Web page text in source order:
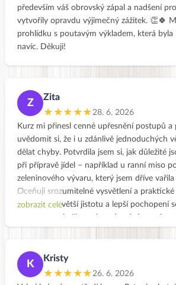
především váš obrovský zápal a nadšení
vytvořily opravdu výjimečný zážitek. 👏🍀
prohlídku s poutavým výkladem, která byla
navíc. Děkuji!
Z
Zita
★★★★★28. 6. 2026
Kurz mi přinesl cenné upřesnění postupů a
uvědomit si, že i u zdánlivě jednoduchých
dělat chyby. Potvrdila jsem si, jak důležité
při přípravě jídel – například u ranní miso
zeleninového vývaru, který jsem dříve
Oceňuji srozumitelné vysvětlení a
jsem získala větší jistotu a lepší pochopení
zobrazit celé
K
Kristy
★★★★★26. 6. 2026